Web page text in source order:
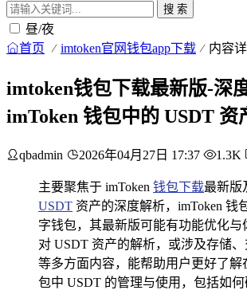
搜 索
昼/夜
首页 imtoken官网钱包app下载 内容
imtoken钱包下载最新版-深
imToken 钱包中的 USDT 资
qbadmin 2026年04月27日 17:37 1.3K
主要聚焦于 imToken 钱包下载最新版
USDT 资产的深度解析，imToken 钱
字钱包，其最新版可能有功能优化与
对 USDT 资产的解析，或涉及存储
等多方面内容，能帮助用户更好了解
包中 USDT 的管理与使用，包括如